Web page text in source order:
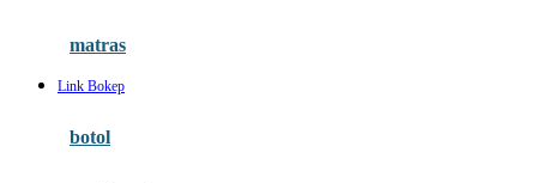
Hauck
Havaianas
matras
Link Bokep
botol